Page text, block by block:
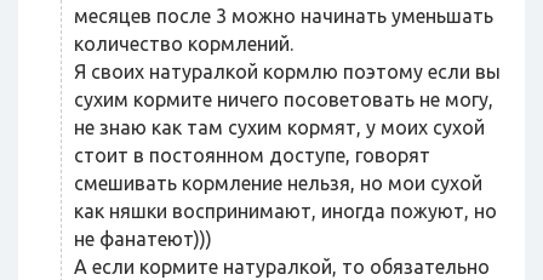
месяцев после 3 можно начинать уменьшать
количество кормлений.
Я своих натуралкой кормлю поэтому если вы
сухим кормите ничего посоветовать не могу,
не знаю как там сухим кормят, у моих сухой
стоит в постоянном доступе, говорят
смешивать кормление нельзя, но мои сухой
как няшки воспринимают, иногда пожуют, но
не фанатеют)))
А если кормите натуралкой, то обязательно